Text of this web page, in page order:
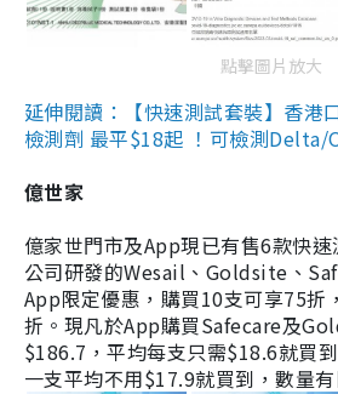
點擊圖片放大
延伸閱讀：【快速測試套裝】香港
檢測劑 最平$18起 ！可檢測
億世家
億家世門市及App現已有售6款快
公司研發的Wesail、Goldsite、
App限定優惠，購買10支可享75折
折。現凡於App購買Safecare及
$186.7，平均每支只需$18.6就買
一支平均不用$17.9就買到，數量